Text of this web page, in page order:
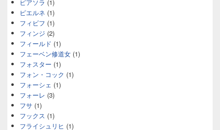
ピアソラ (1)
ピエルネ (1)
フィビフ (1)
フィンジ (2)
フィールド (1)
フェーベン修道女 (1)
フォスター (1)
フォン・コック (1)
フォーシェ (1)
フォーレ (3)
フサ (1)
フックス (1)
フライシュリヒ (1)